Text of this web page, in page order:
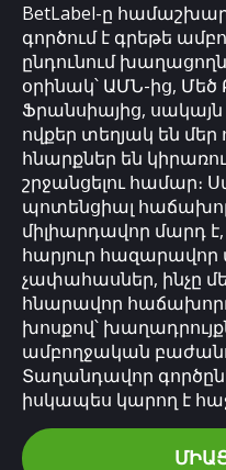
BetLabel-ը
գործում է գրեթե
ընդունում
օրինակ՝ ԱՄՆ-ից,
Ֆրանսիայից, սակայն
ովքեր տեղյակ են մեր
հնարքներ են
շրջանցելու համար։
պոտենցիալ
միլիարդավոր մարդ
հարյուր հազարավոր
չափահասներ, ինչը
հնարավոր
խոսքով՝
ամբողջական
Տաղանդավոր
իսկապես կարող է